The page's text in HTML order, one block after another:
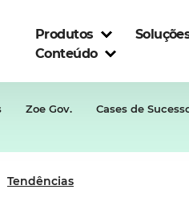
Produtos
Conteúdo
Zoe Gov. Cases de
Tendências